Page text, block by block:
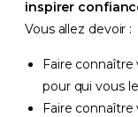
inspirer
Vous allez devoir :
Faire
pour qui vous
Faire